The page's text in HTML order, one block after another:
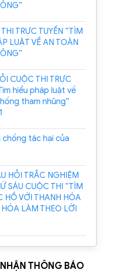
TRỰC TUYẾN “TÌM
LUẬT VỀ AN TOÀN
CUỘC THI TRỰC
hiểu pháp luật về
tham nhũng”
chống tác hại của
HỎI TRẮC NGHIỆM
SÁU CUỘC THI “TÌM
HỒ VỚI THANH HÓA
LÀM THEO LỜI
THÔNG BÁO